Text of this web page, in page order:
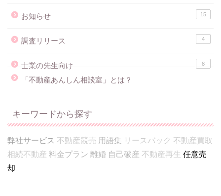
お知らせ 15
調査リリース 4
士業の先生向け 8
「不動産あんしん相談室」とは？
キーワードから探す
弊社サービス 不動産競売 用語集 リースバック 不動産買取
相続不動産 料金プラン 離婚 自己破産 不動産再生 任意売
却